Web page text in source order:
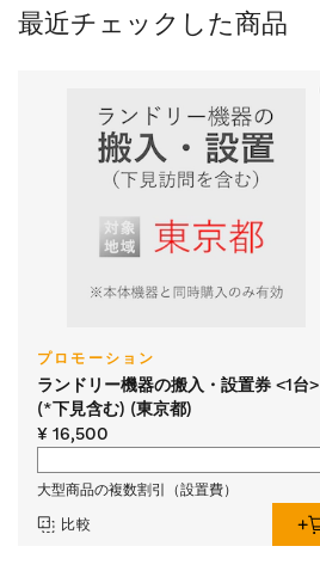
最近チェックした商品
プロモーション
ランドリー機器の搬入・設置券 <1台>
(*下見含む) (東京都)
¥ 16,500
大型商品の複数割引（設置費）
比較